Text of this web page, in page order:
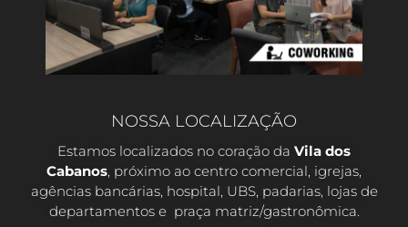
NOSSA LOCALIZAÇÃO
Estamos localizados no coração da Vila dos
Cabanos, próximo ao centro comercial, igrejas,
agências bancárias, hospital, UBS, padarias, lojas de
departamentos e praça matriz/gastronômica.